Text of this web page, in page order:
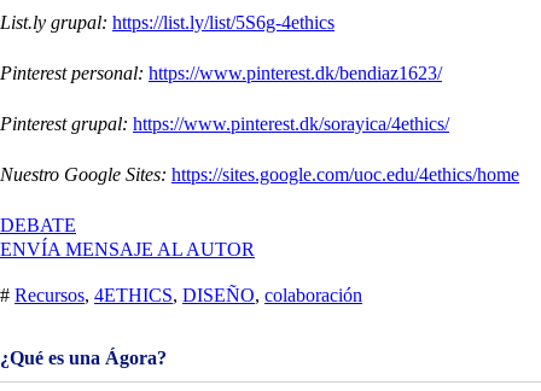
List.ly grupal: https://list.ly/list/5S6g-4ethics
Pinterest personal: https://www.pinterest.dk/bendiaz1623/
Pinterest grupal: https://www.pinterest.dk/sorayica/4ethics/
Nuestro Google Sites: https://sites.google.com/uoc.edu/4ethics/home
DEBATE
VALORACIÓN
ASIGNATURA
ENVÍA MENSAJE AL AUTOR
# Recursos, 4ETHICS, DISEÑO, colaboración
¿Qué es una Ágora?